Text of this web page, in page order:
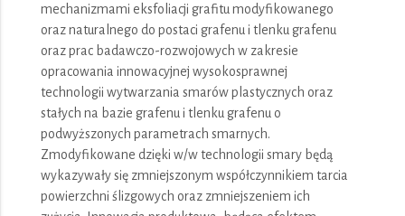
mechanizmami eksfoliacji grafitu modyfikowanego
oraz naturalnego do postaci grafenu i tlenku grafenu
oraz prac badawczo-rozwojowych w zakresie
opracowania innowacyjnej wysokosprawnej
technologii wytwarzania smarów plastycznych oraz
stałych na bazie grafenu i tlenku grafenu o
podwyższonych parametrach smarnych.
Zmodyfikowane dzięki w/w technologii smary będą
wykazywały się zmniejszonym współczynnikiem tarcia
powierzchni ślizgowych oraz zmniejszeniem ich